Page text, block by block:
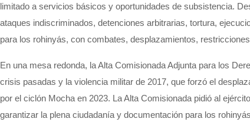
limitado a servicios básicos y oportunidades de subsistencia.
ataques indiscriminados, detenciones arbitrarias, tortura,
para los rohinyás, con combates, desplazamientos,
En una mesa redonda, la Alta Comisionada Adjunta para los
crisis pasadas y la violencia militar de 2017, que forzó el
por el ciclón Mocha en 2023. La Alta Comisionada pidió al
garantizar la plena ciudadanía y documentación para los rohinyás